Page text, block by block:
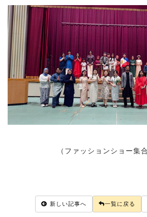
（ファッションショー集
新しい記事へ 一覧に戻る